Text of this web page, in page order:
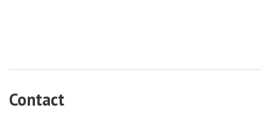
Contact